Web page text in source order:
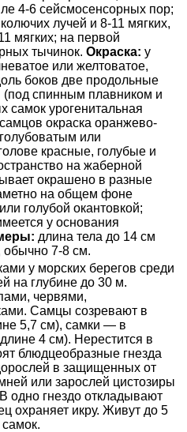
4-6 сейсмосенсорных пор;
лучей и 8-11 мягких,
мягких; на первой
тычинок. Окраска: у
или желтоватое,
боков две продольные
спинным плавником и
самок урогенитальная
окраска оранжево-
или
красные, голубые и
на жаберной
окрашено в разные
на общем фоне
голубой окантовкой;
у основания
длина тела до 14 см
обычно 7-8 см.
у морских берегов среди
на глубине до 30 м.
червями,
Самцы созревают в
5,7 см), самки — в
4 см). Нерестится в
блюдцеобразные гнезда
в защищенных от
или зарослей цистозиры
одно гнездо откладывают
охраняет икру. Живут до 5